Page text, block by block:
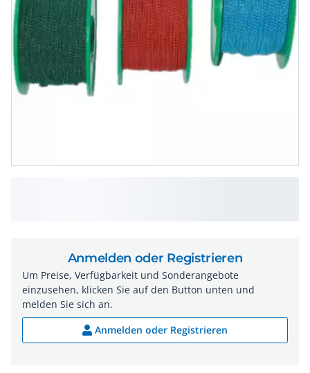
Anmelden oder Registrieren
Um Preise, Verfügbarkeit und Sonderangebote
einzusehen, klicken Sie auf den Button unten und
melden Sie sich an.
Anmelden oder Registrieren